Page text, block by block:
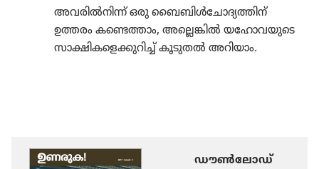
അവരിൽനിന്ന്‌ ഒരു ബൈബിൾചോ​ദ്യ​ത്തിന്‌
ഉത്തരം കണ്ടെത്താം, അല്ലെങ്കിൽ യഹോ​വ​യു​ടെ
സാക്ഷി​ക​ളെ​ക്കു​റിച്ച്‌ കൂടുതൽ അറിയാം.
ഡൗണ്‍ലോഡ്